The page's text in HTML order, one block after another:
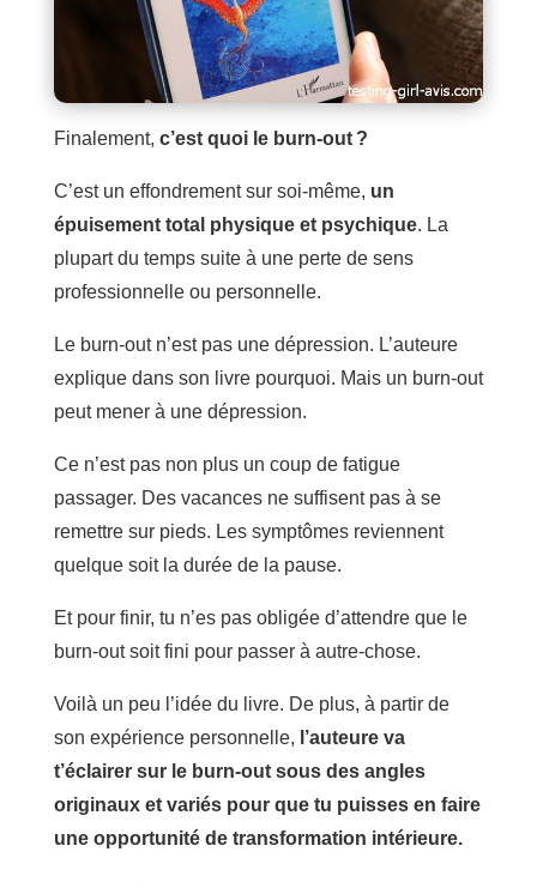
Finalement, c’est quoi le burn-out ?
C’est un effondrement sur soi-même, un
épuisement total physique et psychique. La
plupart du temps suite à une perte de sens
professionnelle ou personnelle.
Le burn-out n’est pas une dépression. L’auteure
explique dans son livre pourquoi. Mais un burn-out
peut mener à une dépression.
Ce n’est pas non plus un coup de fatigue
passager. Des vacances ne suffisent pas à se
remettre sur pieds. Les symptômes reviennent
quelque soit la durée de la pause.
Et pour finir, tu n’es pas obligée d’attendre que le
burn-out soit fini pour passer à autre-chose.
Voilà un peu l’idée du livre. De plus, à partir de
son expérience personnelle, l’auteure va
t’éclairer sur le burn-out sous des angles
originaux et variés pour que tu puisses en faire
une opportunité de transformation intérieure.